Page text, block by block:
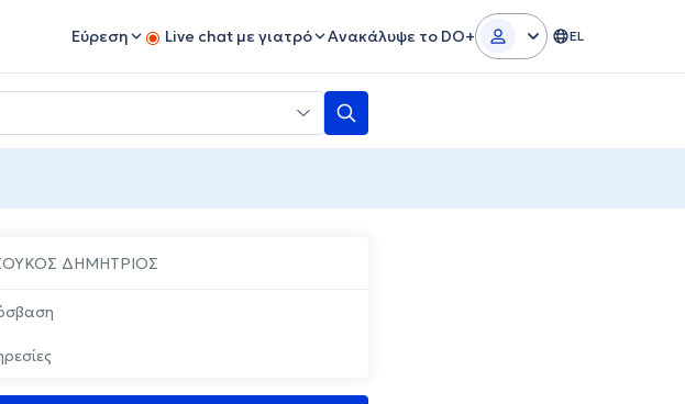
Εύρεση Live chat με γιατρό Ανακάλυψε το DO+ EL
ΔΗΜΗΤΡΙΟΣ